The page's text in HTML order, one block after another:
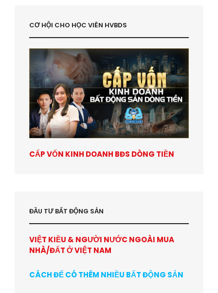
CƠ HỘI CHO HỌC VIÊN HVBDS
CẤP VỐN KINH DOANH BĐS DÒNG TIỀN
ĐẦU TƯ BẤT ĐỘNG SẢN
VIỆT KIỀU & NGƯỜI NƯỚC NGOÀI MUA
NHÀ/ĐẤT Ở VIỆT NAM
CÁCH ĐỂ CÓ THÊM NHIỀU BẤT ĐỘNG SẢN